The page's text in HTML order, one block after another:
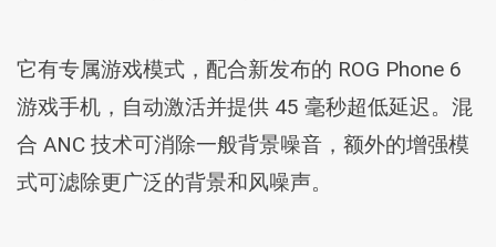
它有专属游戏模式，配合新发布的 ROG Phone 6
游戏手机，自动激活并提供 45 毫秒超低延迟。混
合 ANC 技术可消除一般背景噪音，额外的增强模
式可滤除更广泛的背景和风噪声。